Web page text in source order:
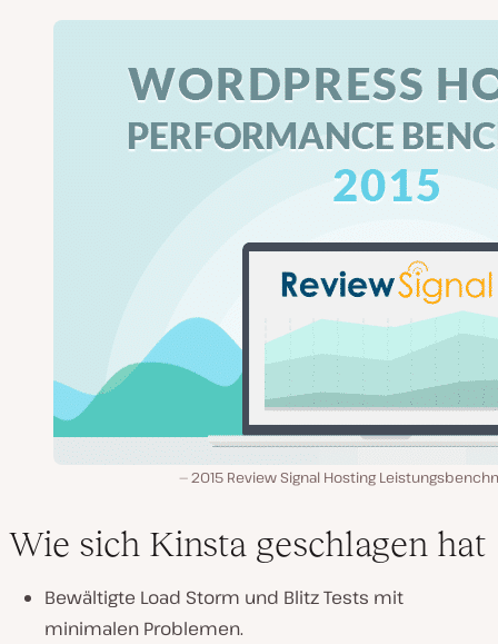
2015 Review Signal Hosting
Wie sich Kinsta geschlagen hat
Bewältigte Load Storm und Blitz Tests mit
minimalen Problemen.